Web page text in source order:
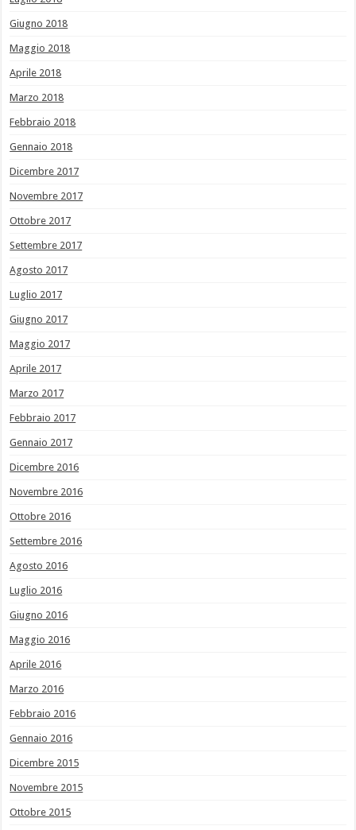
Giugno 2018
Maggio 2018
Aprile 2018
Marzo 2018
Febbraio 2018
Gennaio 2018
Dicembre 2017
Novembre 2017
Ottobre 2017
Settembre 2017
Agosto 2017
Luglio 2017
Giugno 2017
Maggio 2017
Aprile 2017
Marzo 2017
Febbraio 2017
Gennaio 2017
Dicembre 2016
Novembre 2016
Ottobre 2016
Settembre 2016
Agosto 2016
Luglio 2016
Giugno 2016
Maggio 2016
Aprile 2016
Marzo 2016
Febbraio 2016
Gennaio 2016
Dicembre 2015
Novembre 2015
Ottobre 2015